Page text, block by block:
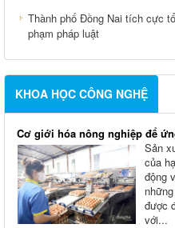
Thành phố Đồng Nai tích cực
phạm pháp luật
KHOA HỌC CÔNG NGHỆ
Cơ giới hóa nông nghiệp để
Sản
của
động
được
với...